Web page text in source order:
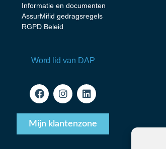
Informatie en documenten
AssurMifid gedragsregels
RGPD Beleid
Word lid van DAP
Mijn klantenzone